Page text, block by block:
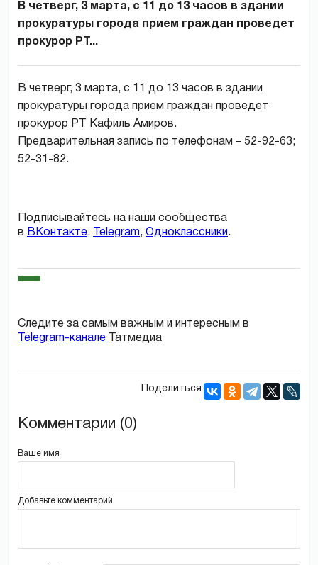
В четверг, 3 марта, с 11 до 13 часов в здании
прокуратуры города прием граждан проведет
прокурор РТ...
В четверг, 3 марта, с 11 до 13 часов в здании
прокуратуры города прием граждан проведет
прокурор РТ Кафиль Амиров.
Предварительная запись по телефонам – 52-92-63;
52-31-82.
Подписывайтесь на наши сообщества
в ВКонтакте, Telegram, Одноклассники.
Следите за самым важным и интересным в
Telegram-канале
Татмедиа
Поделиться:
Комментарии (0)
Ваше имя
Добавьте комментарий